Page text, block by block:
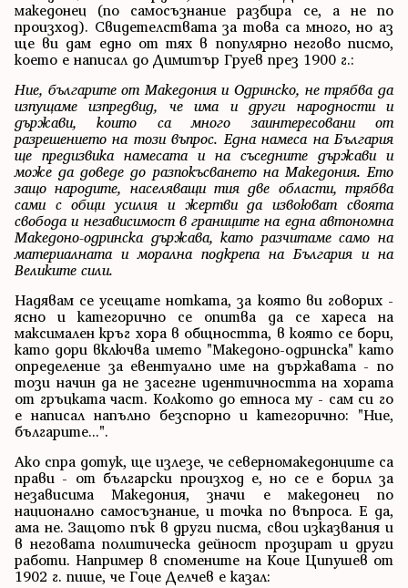
македонец (по самосъзнание разбира се, а не по
произход). Свидетелствата за това са много, но аз
ще ви дам едно от тях в популярно негово писмо,
което е написал до Димитър Груев през 1900 г.:
Ние, българите от Македония и Одринско, не трябва да
изпущаме изпредвид, че има и други народности и
държави, които са много заинтересовани от
разрешението на този въпрос. Една намеса на България
ще предизвика намесата и на съседните държави и
може да доведе до разпокъсването на Македония. Ето
защо народите, населяващи тия две области, трябва
сами с общи усилия и жертви да извоюват своята
свобода и независимост в границите на една автономна
Македоно-одринска държава, като разчитаме само на
материалната и морална подкрепа на България и на
Великите сили.
Надявам се усещате нотката, за която ви говорих -
ясно и категорично се опитва да се хареса на
максимален кръг хора в общността, в която се бори,
като дори включва името "Македоно-одринска" като
определение за евентуално име на държавата - по
този начин да не засегне идентичността на хората
от гръцката част. Колкото до етноса му - сам си го
е написал напълно безспорно и категорично: "Ние,
българите...".
Ако спра дотук, ще излезе, че северномакедонците са
прави - от български произход е, но се е борил за
независима Македония, значи е македонец по
национално самосъзнание, и точка по въпроса. Е да,
ама не. Защото пък в други писма, свои изказвания и
в неговата политическа дейност прозират и други
работи. Например в спомените на Коце Ципушев от
1902 г. пише, че Гоце Делчев е казал: